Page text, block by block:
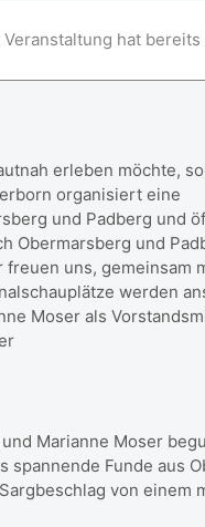
Veranstaltung hat
erleben möchte,
organisiert eine
und Padberg und
Obermarsberg und
uns, gemeinsam
werden
Moser als
Marianne Moser
spannende Funde aus
von einem